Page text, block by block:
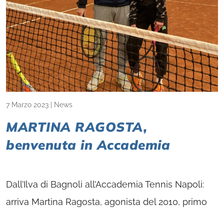
7 Marzo 2023 News
MARTINA RAGOSTA,
benvenuta in Accademia
Dall’Ilva di Bagnoli all’Accademia Tennis Napoli:
arriva Martina Ragosta, agonista del 2010, primo